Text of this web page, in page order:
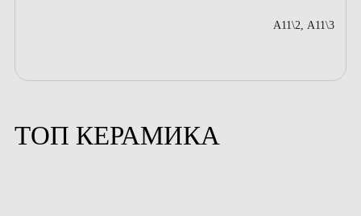
А11\2, А11\3
ТОП КЕРАМИКА